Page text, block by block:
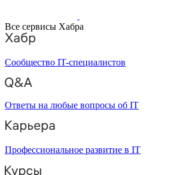
Все сервисы Хабра
Сообщество IT-специалистов
Ответы на любые вопросы об IT
Профессиональное развитие в IT